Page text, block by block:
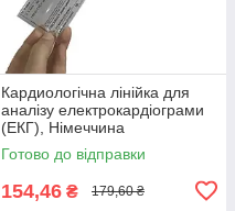
Кардиологічна лінійка для
аналізу електрокардіограми
(ЕКГ), Німеччина
Готово до відправки
154,46 ₴ 179,60 ₴